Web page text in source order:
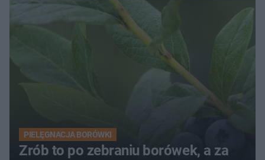
PIELĘGNACJA BORÓWKI
Zrób to po zebraniu borówek, a za